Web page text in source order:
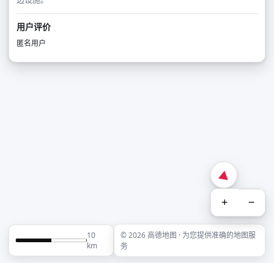
用户评价
匿名用户
+ −
10
km
© 2026 高德地图 · 为您提供准确的地图服
务